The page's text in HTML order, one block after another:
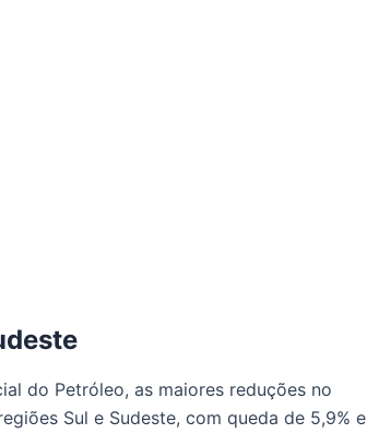
do Petróleo, as maiores reduções no
Sul e Sudeste, com queda de 5,9% e